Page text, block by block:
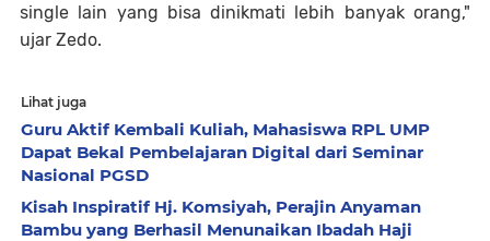
single lain yang bisa dinikmati lebih banyak orang,"
ujar Zedo.
Lihat juga
Guru Aktif Kembali Kuliah, Mahasiswa RPL UMP
Dapat Bekal Pembelajaran Digital dari Seminar
Nasional PGSD
Kisah Inspiratif Hj. Komsiyah, Perajin Anyaman
Bambu yang Berhasil Menunaikan Ibadah Haji